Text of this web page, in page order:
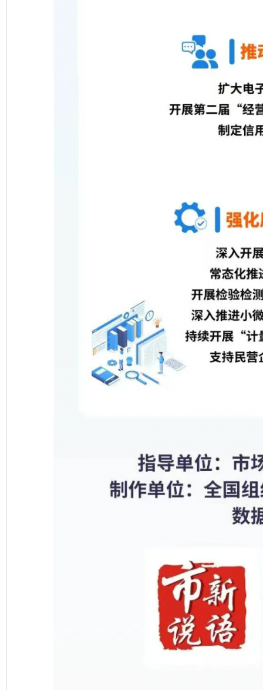
公平竞争审查“十大案例”出炉！ 一纸欠
法